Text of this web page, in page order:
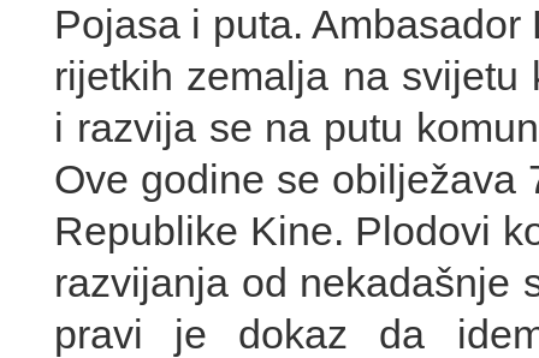
Pojasa i puta.
rijetkih zemalja na svijetu
i razvija se na putu
Ove godine se obilježava
Republike Kine. Plodovi
razvijanja od nekadašnje
pravi je dokaz da